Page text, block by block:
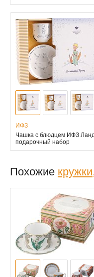
ИФЗ
Чашка с блюдцем ИФЗ
подарочный набор
Похожие